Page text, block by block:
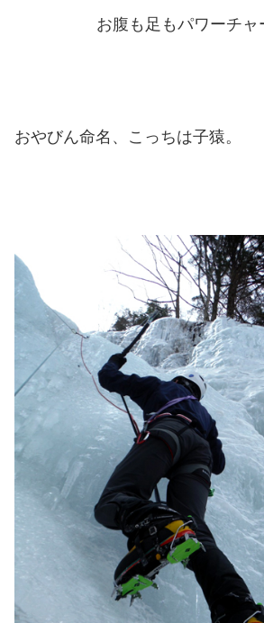
お腹も足もパワーチャ
おやびん命名、こっちは子猿。